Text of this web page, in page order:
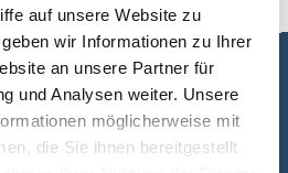
auf unsere Website zu
wir Informationen zu Ihrer
an unsere Partner für
und Analysen weiter. Unsere
möglicherweise mit
die Sie ihnen bereitgestellt